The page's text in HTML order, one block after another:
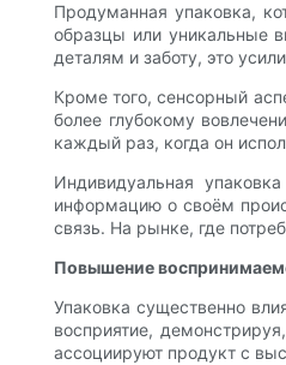
Продуманная упаковка,
образцы или уникальные
деталям и заботу, это
Кроме того, сенсорный
более глубокому
каждый раз, когда он
Индивидуальная
информацию о своём
связь. На рынке, где
Повышение
Упаковка существенно
восприятие,
ассоциируют продукт с